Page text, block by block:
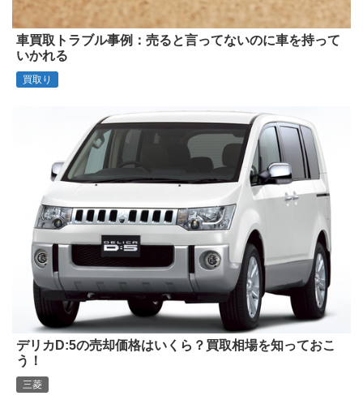
車買取トラブル事例：売ると言ってないのに車を持って
いかれる
買取り
デリカD:5の売却価格はいくら？買取相場を知っておこ
う！
三菱